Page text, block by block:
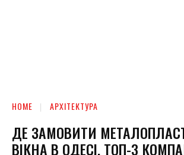
HOME АРХІТЕКТУРА
ДЕ ЗАМОВИТИ
ВІКНА В ОДЕСІ. ТОП-3